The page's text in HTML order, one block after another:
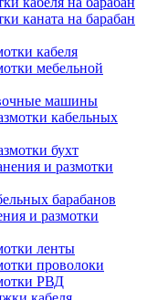
каната на барабан
кабеля
мебельной
машины
кабельных
бухт
и размотки
барабанов
и размотки
ленты
проволоки
РВД